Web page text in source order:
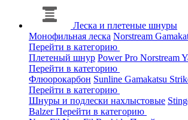
Леска и плетеные шнуры
Монофильная леска Norstream
Перейти в категорию
Плетеный шнур Power Pro Norstream
Перейти в категорию
Флюорокарбон Sunline Gamakatsu
Перейти в категорию
Шнуры и подлески нахлыстовые
BalzerПерейти в категорию